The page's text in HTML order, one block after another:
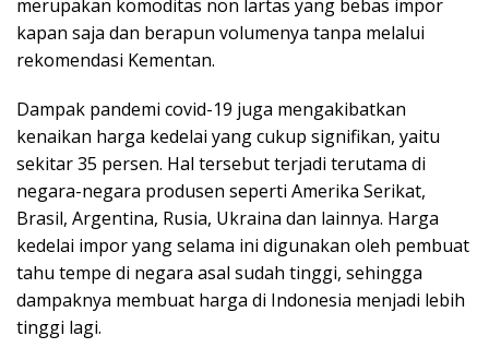
merupakan komoditas non lartas yang bebas impor
kapan saja dan berapun volumenya tanpa melalui
rekomendasi Kementan.
Dampak pandemi covid-19 juga mengakibatkan
kenaikan harga kedelai yang cukup signifikan, yaitu
sekitar 35 persen. Hal tersebut terjadi terutama di
negara-negara produsen seperti Amerika Serikat,
Brasil, Argentina, Rusia, Ukraina dan lainnya. Harga
kedelai impor yang selama ini digunakan oleh pembuat
tahu tempe di negara asal sudah tinggi, sehingga
dampaknya membuat harga di Indonesia menjadi lebih
tinggi lagi.